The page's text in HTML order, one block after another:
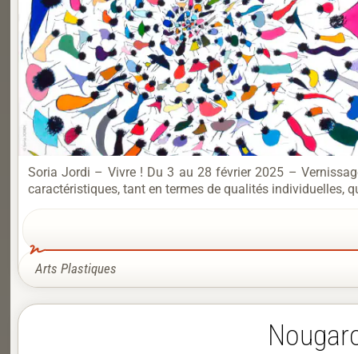
Soria Jordi – Vivre ! Du 3 au 28 février 2025 –
caractéristiques, tant en termes de qualités individuelles,
Arts Plastiques